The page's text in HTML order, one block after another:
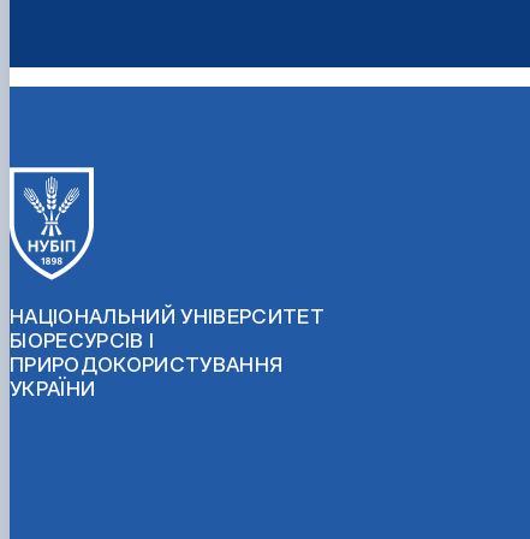
НАЦІОНАЛЬНИЙ УНІВЕРСИТЕТ
БІОРЕСУРСІВ І
ПРИРОДОКОРИСТУВАННЯ
УКРАЇНИ